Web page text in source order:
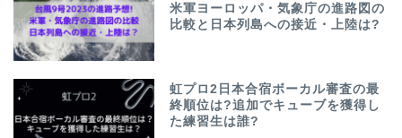
米軍ヨーロッパ・気象庁の進路図の
比較と日本列島への接近・上陸は?
虹プロ2日本合宿ボーカル審査の最
終順位は?追加でキューブを獲得し
た練習生は誰?